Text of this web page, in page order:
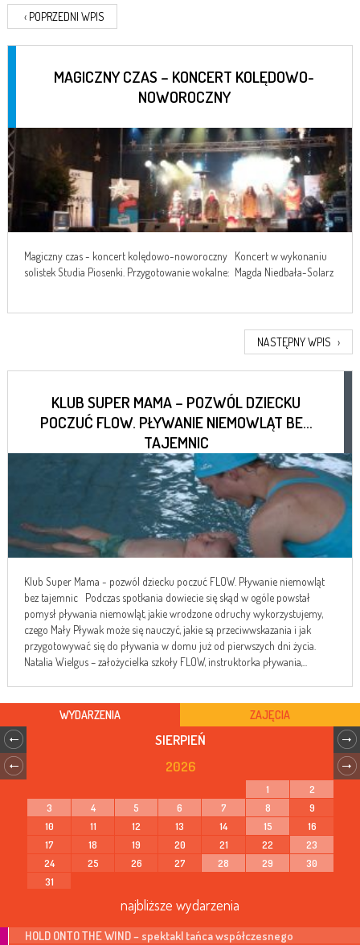
‹ POPRZEDNI WPIS
MAGICZNY CZAS – KONCERT KOLĘDOWO-
NOWOROCZNY
Magiczny czas - koncert kolędowo-noworoczny Koncert w wykonaniu
solistek Studia Piosenki. Przygotowanie wokalne: Magda Niedbała-Solarz
NASTĘPNY WPIS ›
KLUB SUPER MAMA – POZWÓL DZIECKU
POCZUĆ FLOW. PŁYWANIE NIEMOWLĄT BEZ
TAJEMNIC
Klub Super Mama - pozwól dziecku poczuć FLOW. Pływanie niemowląt
bez tajemnic Podczas spotkania dowiecie się skąd w ogóle powstał
pomysł pływania niemowląt, jakie wrodzone odruchy wykorzystujemy,
czego Mały Pływak może się nauczyć, jakie są przeciwwskazania i jak
przygotowywać się do pływania w domu już od pierwszych dni życia.
Natalia Wielgus – założycielka szkoły FLOW, instruktorka pływania,...
WYDARZENIA ZAJĘCIA
SIERPIEŃ
2026
1
2
3
4 5 6 7 8
9
10
11 12 13 14 15
16
17
18 19 20 21 22
23
24
25 26 27 28 29
30
31
najbliższe wydarzenia
HOLD ONTO THE WIND – spektakl tańca współczesnego